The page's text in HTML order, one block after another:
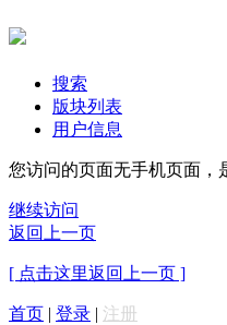
搜索
版块列表
用户信息
您访问的页面无手机页面，
继续访问
返回上一页
[ 点击这里返回上一页 ]
首页 | 登录 | 注册